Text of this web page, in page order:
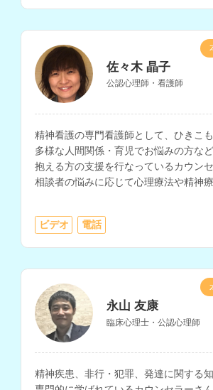
佐々木 晶子
公認心理師・看護師
精神看護の専門看護師として、ひきこ
多様な人間関係・育児でお悩みの方な
抱える方の支援を行なっているカウンセ
相談者の悩みに応じて心理療法や精神療
れ、相談に乗っていただけます。看護
ビデオ 電話
永山 友康
臨床心理士・公認心理師
精神疾患、非行・犯罪、発達に関する